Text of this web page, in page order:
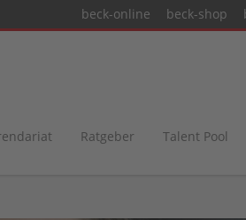
beck-online beck-shop
Ratgeber Talent Pool